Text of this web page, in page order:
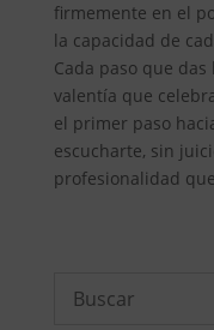
firmemente en el
la capacidad de
Cada paso que
valentía que
el primer paso
escucharte, sin
profesionalidad